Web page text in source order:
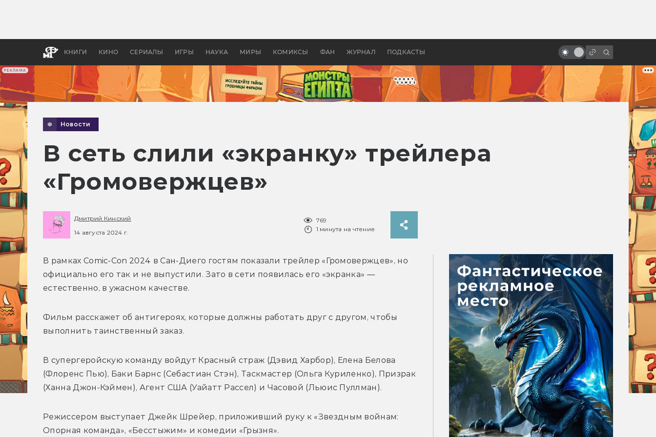
РЕКЛАМА
КНИГИ КИНО СЕРИАЛЫ ИГРЫ НАУКА МИРЫ КОМИКСЫ ФАН ЖУРНАЛ ПОДКАСТЫ
апокалипсис, в России —
бы «Властелина колец»
Фильмы на Хэллоуин: топ-10
Новости
В сеть слили «экранку» трейлера
«Громовержцев»
Дмитрий Кинский
14 августа 2024 г.
769
1 минута на чтение
В рамках Comic-Con 2024 в Сан-Диего гостям показали трейлер «Громовержцев», но
официально его так и не выпустили. Зато в сети появилась его «экранка» —
естественно, в ужасном качестве.
Фильм расскажет об антигероях, которые должны работать друг с другом, чтобы
выполнить таинственный заказ.
В супергеройскую команду войдут Красный страж (Дэвид Харбор), Елена Белова
(Флоренс Пью), Баки Барнс (Себастиан Стэн), Таскмастер (Ольга Куриленко), Призрак
(Ханна Джон-Кэймен), Агент США (Уайатт Рассел) и Часовой (Льюис Пуллман).
Режиссером выступает Джейк Шрейер, приложивший руку к «Звездным войнам:
Опорная команда», «Бесстыжим» и комедии «Грызня».